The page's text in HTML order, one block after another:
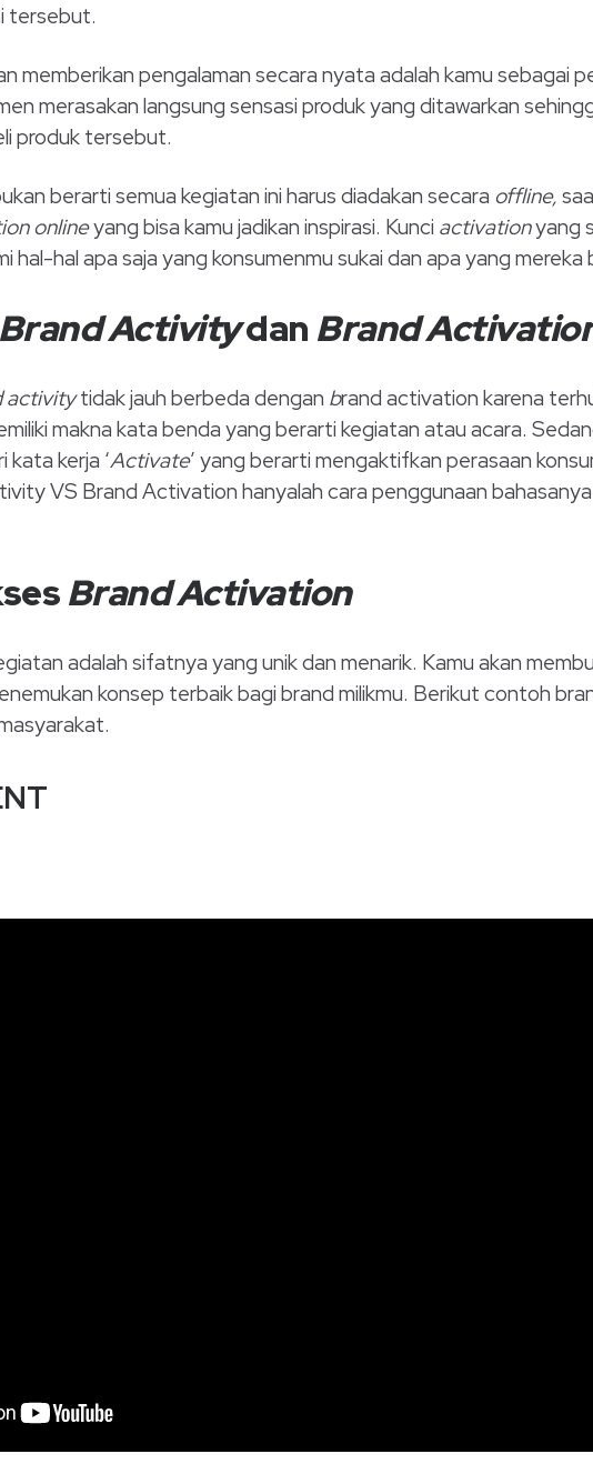
tersebut.
memberikan pengalaman secara nyata adalah kamu sebagai
merasakan langsung sensasi produk yang ditawarkan
produk tersebut.
berarti semua kegiatan ini harus diadakan secara offline,
onlineyang bisa kamu jadikan inspirasi. Kunci activationyang
hal-hal apa saja yang konsumenmu sukai dan apa yang mereka
Brand Activitydan Brand
activitytidak jauh berbeda dengan brand activation karena
makna kata benda yang berarti kegiatan atau acara.
kerja ‘Activate’ yang berarti mengaktifkan perasaan
VS Brand Activation hanyalah cara penggunaan
Brand Activation
adalah sifatnya yang unik dan menarik. Kamu akan
konsep terbaik bagi brand milikmu. Berikut contoh